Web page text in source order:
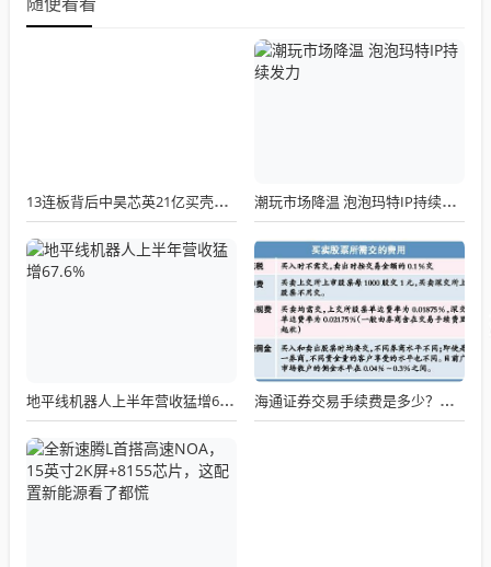
随便看看
13连板背后中昊芯英21亿买壳天普股份 潮玩市场降温 泡泡玛特IP持续发力
地平线机器人上半年营收猛增67.6% 海通证券交易手续费是多少？海通证券手续费构成，三笔钱决定你的交易成本